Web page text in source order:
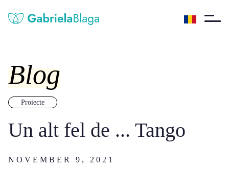
Blog
Proiecte
Un alt fel de ... Tango
NOVEMBER 9, 2021